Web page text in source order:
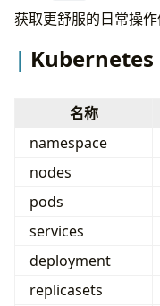
升级和回
设置集群
设置kubectl
获取更舒服的日常操
Kubernetes
名称
namespace
nodes
pods
services
deployment
replicasets